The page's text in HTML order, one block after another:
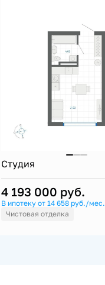
Студия
4 193 000 руб.
В ипотеку от 14 658 руб./мес.
Чистовая отделка